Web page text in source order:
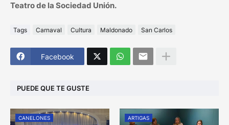
Teatro de la Sociedad Unión.
Tags Carnaval Cultura Maldonado San Carlos
Facebook
PUEDE QUE TE GUSTE
CANELONES ARTIGAS